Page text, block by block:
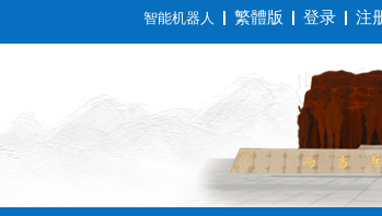
智能机器人 繁體版 登录 注